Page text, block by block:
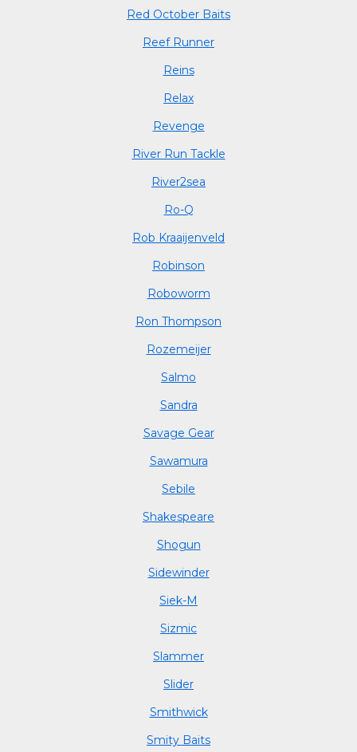
Red October Baits
Reef Runner
Reins
Relax
Revenge
River Run Tackle
River2sea
Ro-Q
Rob Kraaijenveld
Robinson
Roboworm
Ron Thompson
Rozemeijer
Salmo
Sandra
Savage Gear
Sawamura
Sebile
Shakespeare
Shogun
Sidewinder
Siek-M
Sizmic
Slammer
Slider
Smithwick
Smity Baits